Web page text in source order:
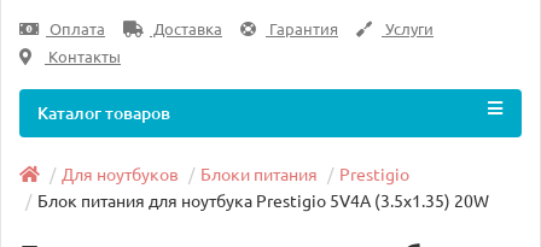
Оплата Доставка Гарантия
Услуги
Контакты
Каталог товаров
Для ноутбуков Блоки питания
Prestigio
Блок питания для ноутбука Prestigio 5V4A (3.5x1.35) 20W